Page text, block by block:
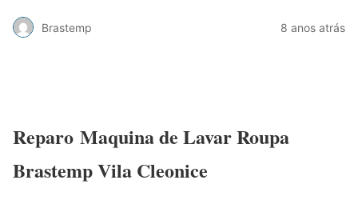
Brastemp 8 anos atrás
Reparo Maquina de Lavar Roupa
Brastemp Vila Cleonice